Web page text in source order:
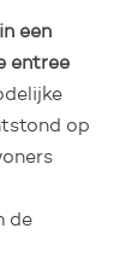
een
entree
op
de